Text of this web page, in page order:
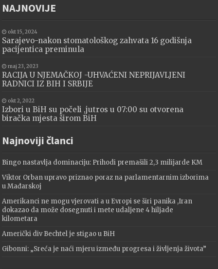
NAJNOVIJE
okt 15, 2024
Sarajevo-nakon stomatološkog zahvata 16 godišnja
pacijentica preminula
maj 23, 2023
RACIJA U NJEMAČKOJ -UHVAĆENI NEPRIJAVLJENI
RADNICI IZ BIH I SRBIJE
okt 2, 2022
Izbori u BiH su počeli ,jutros u 07:00 su otvorena
biračka mjesta širom BiH
Najnoviji članci
Bingo nastavlja dominaciju: Prihodi premašili 2,3 milijarde KM
Viktor Orban upravo priznao poraz na parlamentarnim izborima
u Mađarskoj
Amerikanci ne mogu vjerovati a u Evropi se širi panika ,Iran
dokazao da može dosegnuti i mete udaljene 4 hiljade
kilometara
Američki div Bechtel je stigao u BiH
Gibonni: „Sreća je naći mjeru između progresa i življenja života”